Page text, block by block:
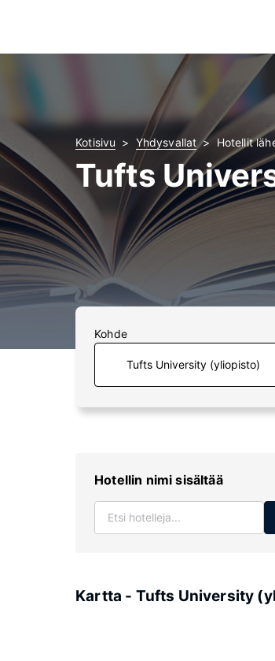
Kotisivu Yhdysvallat Hotellit
Tufts
Kohde
Hotellin nimi sisältää
Kartta - Tufts University